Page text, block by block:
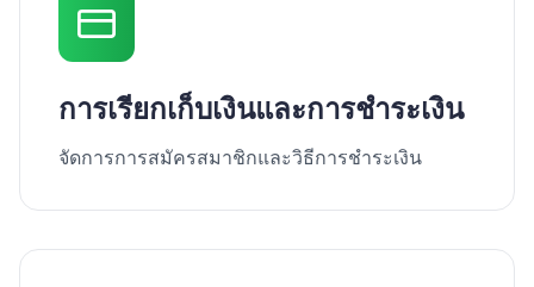
การเรียกเก็บเงินและการชำระเงิน
จัดการการสมัครสมาชิกและวิธีการชำระเงิน